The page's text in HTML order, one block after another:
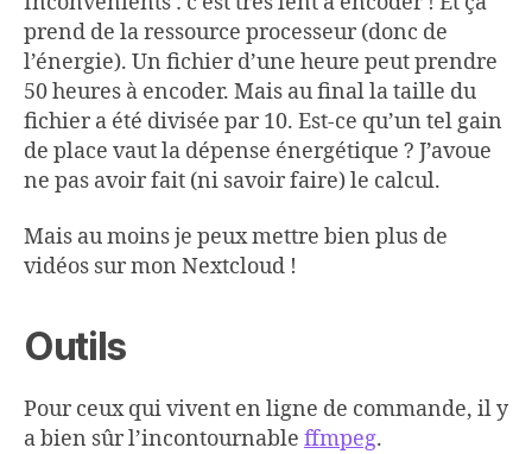
prend de la ressource processeur (donc de
l’énergie). Un fichier d’une heure peut prendre
50 heures à encoder. Mais au final la taille du
fichier a été divisée par 10. Est-ce qu’un tel gain
de place vaut la dépense énergétique ? J’avoue
ne pas avoir fait (ni savoir faire) le calcul.
Mais au moins je peux mettre bien plus de
vidéos sur mon Nextcloud !
Outils
Pour ceux qui vivent en ligne de commande, il y
a bien sûr l’incontournable ffmpeg.